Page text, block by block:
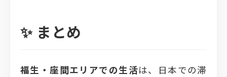
✨ まとめ
福生・座間エリアでの生活は、日本での滞